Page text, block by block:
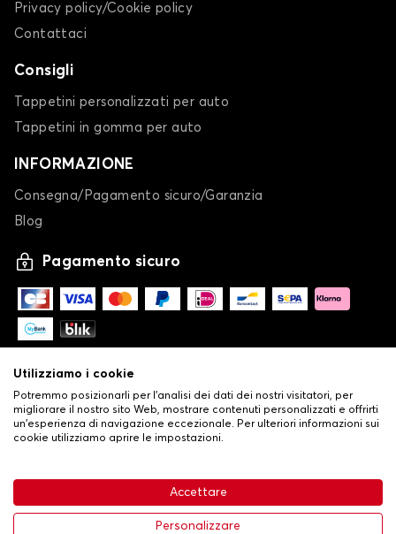
63,99 € Aggiungi al carrello
Privacy policy/Cookie policy
Contattaci
Consigli
Tappetini personalizzati per auto
Tappetini in gomma per auto
INFORMAZIONE
Consegna/Pagamento sicuro/Garanzia
Blog
Pagamento sicuro
Condizioni generali di vendita•
Politica sulla privacy e sui cookie•Livraison
Utilizziamo i cookie
Potremmo posizionarli per l'analisi dei dati dei nostri visitatori, per
migliorare il nostro sito Web, mostrare contenuti personalizzati e offrirti
un'esperienza di navigazione eccezionale. Per ulteriori informazioni sui
cookie utilizziamo aprire le impostazioni.
Accettare
Personalizzare